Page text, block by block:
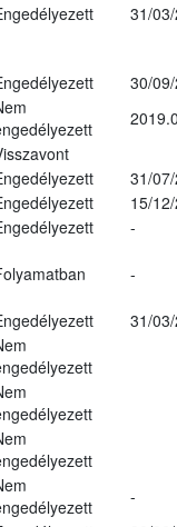
31/
30/
31/
15/
-
-
31/
-